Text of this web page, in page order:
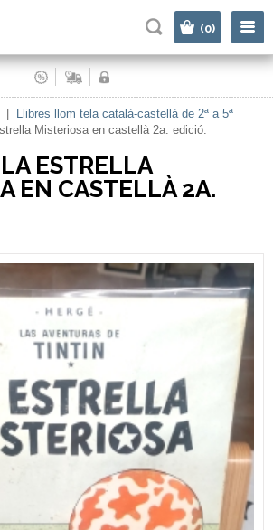
(0)
Llibres llom tela català-castellà de 2ª a 5ª
Misteriosa en castellà 2a. edició.
ESTRELLA
EN CASTELLÀ 2A.